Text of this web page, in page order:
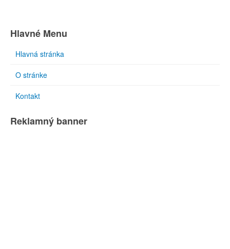
Hlavné Menu
Hlavná stránka
O stránke
Kontakt
Reklamný banner